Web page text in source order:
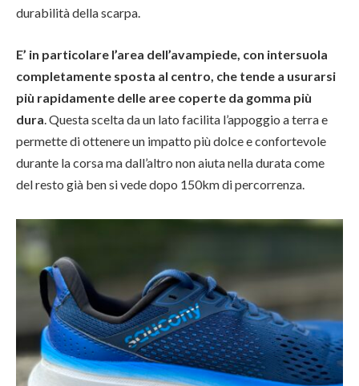
durabilità della scarpa.
E’ in particolare l’area dell’avampiede, con intersuola
completamente sposta al centro, che tende a usurarsi
più rapidamente delle aree coperte da gomma più
dura . Questa scelta da un lato facilita l’appoggio a terra e
permette di ottenere un impatto più dolce e confortevole
durante la corsa ma dall’altro non aiuta nella durata come
del resto già ben si vede dopo 150km di percorrenza.